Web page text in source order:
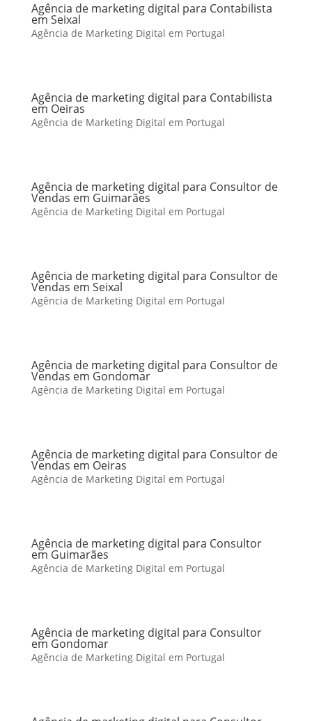
Agência de marketing digital para Contabilista
em Seixal
Agência de Marketing Digital em Portugal
Agência de marketing digital para Contabilista
em Oeiras
Agência de Marketing Digital em Portugal
Agência de marketing digital para Consultor de
Vendas em Guimarães
Agência de Marketing Digital em Portugal
Agência de marketing digital para Consultor de
Vendas em Seixal
Agência de Marketing Digital em Portugal
Agência de marketing digital para Consultor de
Vendas em Gondomar
Agência de Marketing Digital em Portugal
Agência de marketing digital para Consultor de
Vendas em Oeiras
Agência de Marketing Digital em Portugal
Agência de marketing digital para Consultor
em Guimarães
Agência de Marketing Digital em Portugal
Agência de marketing digital para Consultor
em Gondomar
Agência de Marketing Digital em Portugal